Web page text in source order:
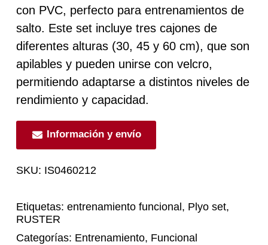
con PVC, perfecto para entrenamientos de
salto. Este set incluye tres cajones de
diferentes alturas (30, 45 y 60 cm), que son
apilables y pueden unirse con velcro,
permitiendo adaptarse a distintos niveles de
rendimiento y capacidad.
Información y envío
SKU: IS0460212
Etiquetas:entrenamiento funcional , Plyo set,
RUSTER
Categorías: Entrenamiento, Funcional